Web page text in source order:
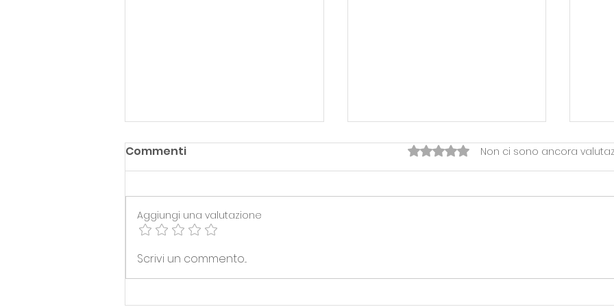
FINPESCA S.P.A. > NUOVO
PARTNER STAGIONE 26/27
NUOVO COACH
Commenti Valutazione 0 stelle su 5.
Non ci sono ancora
Aggiungi una valutazione
Scrivi un commento...